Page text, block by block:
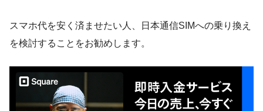
スマホ代を安く済ませたい人、日本通信SIMへの乗り換え
を検討することをお勧めします。